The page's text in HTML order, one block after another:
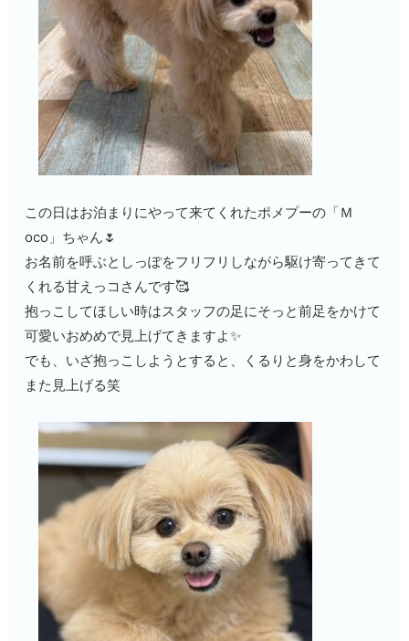
この日はお泊まりにやって来てくれたポメプーの「Ｍ
oco」ちゃん🌷
お名前を呼ぶとしっぽをフリフリしながら駆け寄ってきて
くれる甘えっコさんです🥰
抱っこしてほしい時はスタッフの足にそっと前足をかけて
可愛いおめめで見上げてきますよ✨
でも、いざ抱っこしようとすると、くるりと身をかわして
また見上げる笑